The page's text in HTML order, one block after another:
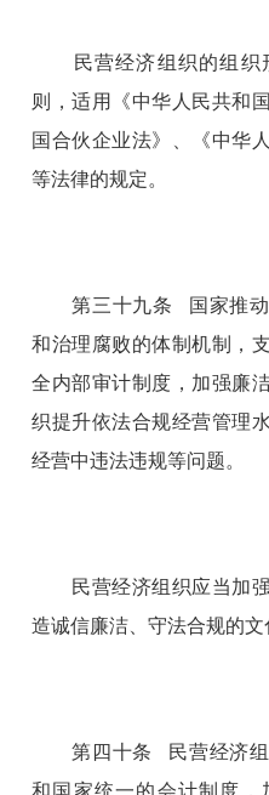
民营经济组织的组织
则，适用《中华人民共和
国合伙企业法》、《中华
等法律的规定。
第三十九条 国家推动
和治理腐败的体制机制，
全内部审计制度，加强廉
织提升依法合规经营管理
经营中违法违规等问题。
民营经济组织应当加强
造诚信廉洁、守法合规的文
第四十条 民营经济组
和国家统一的会计制度